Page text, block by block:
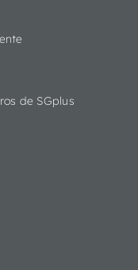
de SGplus